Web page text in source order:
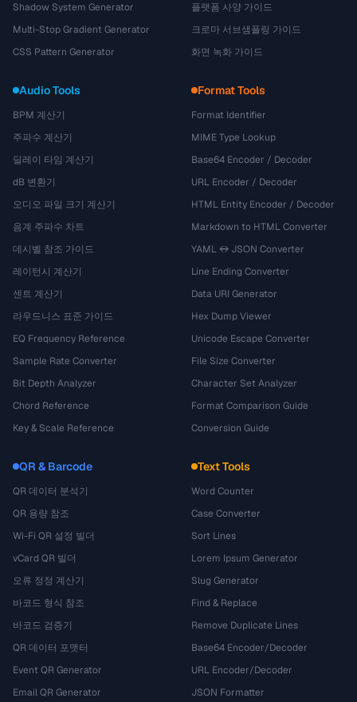
Shadow System Generator
Multi-Stop Gradient Generator
CSS Pattern Generator
플랫폼 사양 가이드
크로마 서브샘플링 가이드
화면 녹화 가이드
Audio Tools
BPM 계산기
주파수 계산기
딜레이 타임 계산기
dB 변환기
오디오 파일 크기 계산기
음계 주파수 차트
데시벨 참조 가이드
레이턴시 계산기
센트 계산기
라우드니스 표준 가이드
EQ Frequency Reference
Sample Rate Converter
Bit Depth Analyzer
Chord Reference
Key & Scale Reference
Format Tools
Format Identifier
MIME Type Lookup
Base64 Encoder / Decoder
URL Encoder / Decoder
HTML Entity Encoder / Decoder
Markdown to HTML Converter
YAML ↔ JSON Converter
Line Ending Converter
Data URI Generator
Hex Dump Viewer
Unicode Escape Converter
File Size Converter
Character Set Analyzer
Format Comparison Guide
Conversion Guide
QR & Barcode
QR 데이터 분석기
QR 용량 참조
Wi-Fi QR 설정 빌더
vCard QR 빌더
오류 정정 계산기
바코드 형식 참조
바코드 검증기
QR 데이터 포맷터
Event QR Generator
Email QR Generator
Text Tools
Word Counter
Case Converter
Sort Lines
Lorem Ipsum Generator
Slug Generator
Find & Replace
Remove Duplicate Lines
Base64 Encoder/Decoder
URL Encoder/Decoder
JSON Formatter